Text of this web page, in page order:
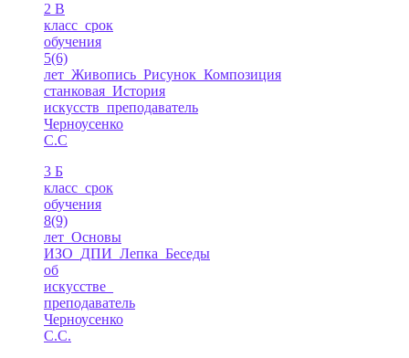
2 В
класс_срок
обучения
5(6)
лет_Живопись_Рисунок_Композиция
станковая_История
искусств_преподаватель
Черноусенко
С.С
3 Б
класс_срок
обучения
8(9)
лет_Основы
ИЗО_ДПИ_Лепка_Беседы
об
искусстве_
преподаватель
Черноусенко
С.С.